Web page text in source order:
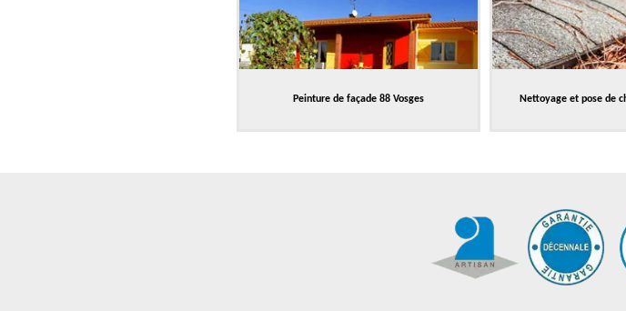
Peinture de façade 88 Vosges Nettoyage et pose de